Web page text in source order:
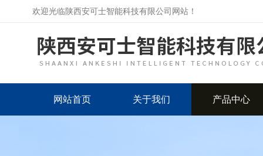
欢迎光临陕西安可士智能科技有限公司网站！
网站首页 关于我们 产品中心